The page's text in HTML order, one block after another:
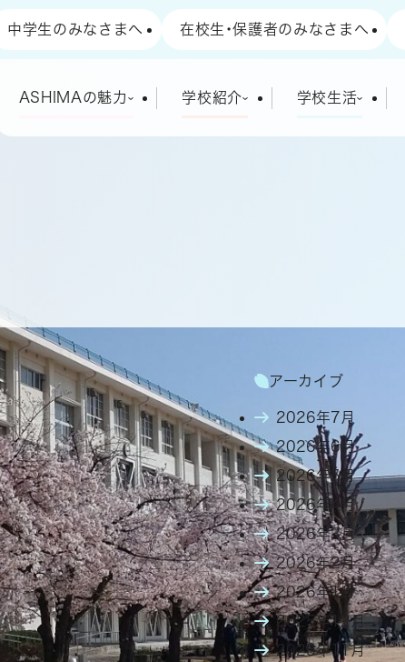
ASHIMAの魅力 学校紹介 学校生活
中学生のみなさまへ 在校生・保護者のみなさまへ
アーカイブ
2026年7月
2026年6月
2026年5月
2026年4月
2026年3月
2026年2月
2026年1月
2025年12月
2025年11月